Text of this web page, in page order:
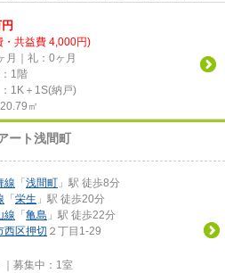
円
・共益費 4,000円)
月｜礼：0ヶ月
1階
1K＋1S(納戸)
㎡
ート浅間町
線 「 浅間町 」駅 徒歩8分
「 栄生 」駅 徒歩20分
線 「 亀島 」駅 徒歩22分
西区押切 ２丁目1-29
募集中： 1室